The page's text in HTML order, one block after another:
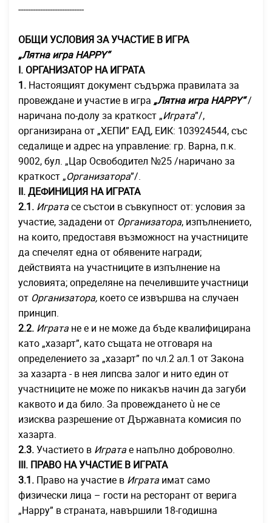
---------------------------
ОБЩИ УСЛОВИЯ ЗА УЧАСТИЕ В ИГРА
„Лятна игра HAPPY“
І. ОРГАНИЗАТОР НА ИГРАТА
1. Настоящият документ съдържа правилата за
провеждане и участие в игра „Лятна игра HAPPY“/
наричана по-долу за краткост „Играта”/,
организирана от „ХЕПИ” ЕAД, ЕИК: 103924544, със
седалище и адрес на управление: гр. Варна, п.к.
9002, бул. „Цар Освободител №25 /наричано за
краткост „Организатора”/.
ІІ. ДЕФИНИЦИЯ НА ИГРАТА
2.1. Игратасе състои в съвкупност от: условия за
участие, зададени от Организатора, изпълнението,
на които, предоставя възможност на участниците
да спечелят една от обявените награди;
действията на участниците в изпълнение на
условията; определяне на печелившите участници
от Организатора, което се извършва на случаен
принцип.
2.2. Играта не е и не може да бъде квалифицирана
като „хазарт”, като същата не отговаря на
определението за „хазарт” по чл.2 ал.1 от Закона
за хазарта - в нея липсва залог и нито един от
участниците не може по никакъв начин да загуби
каквото и да било. За провеждането ù не се
изисква разрешение от Държавната комисия по
хазарта.
2.3.Участието в Игратае напълно доброволно.
ІІІ. ПРАВО НА УЧАСТИЕ В ИГРАТА
3.1. Право на участие в Играта имат само
физически лица – гости на ресторант от верига
„Happy” в страната, навършили 18-годишна